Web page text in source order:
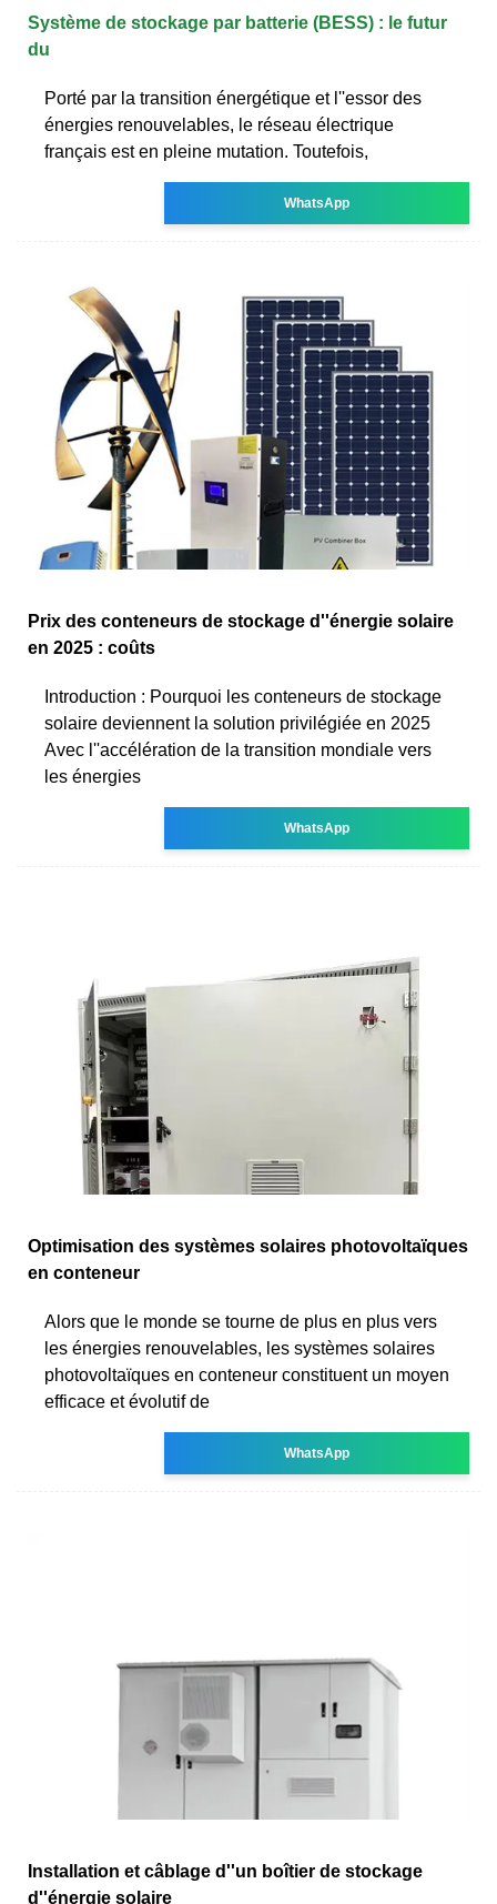
Système de stockage par batterie (BESS) : le futur
du
Porté par la transition énergétique et l''essor des
énergies renouvelables, le réseau électrique
français est en pleine mutation. Toutefois,
WhatsApp
Prix des conteneurs de stockage d''énergie solaire
en 2025 : coûts
Introduction : Pourquoi les conteneurs de stockage
solaire deviennent la solution privilégiée en 2025
Avec l''accélération de la transition mondiale vers
les énergies
WhatsApp
Optimisation des systèmes solaires photovoltaïques
en conteneur
Alors que le monde se tourne de plus en plus vers
les énergies renouvelables, les systèmes solaires
photovoltaïques en conteneur constituent un moyen
efficace et évolutif de
WhatsApp
Installation et câblage d''un boîtier de stockage
d''énergie solaire